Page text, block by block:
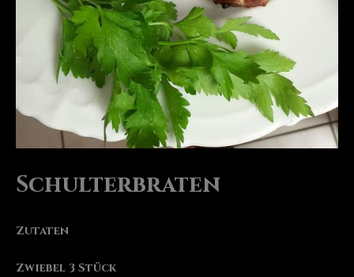
Schulterbraten
Zutaten
Zwiebel 3 Stück